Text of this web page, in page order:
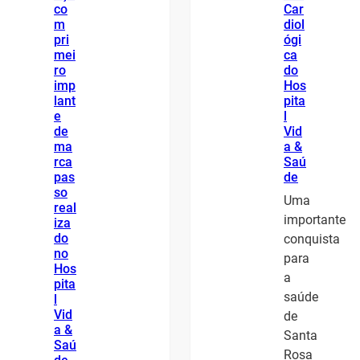
co
m
pri
mei
ro
imp
lant
e
de
ma
rca
pas
so
real
iza
do
no
Hos
pita
l
Vid
a &
Saú
Car
diol
ógi
ca
do
Hos
pita
l
Vid
a &
Saú
de
Uma
importante
conquista
para
a
saúde
de
Santa
Rosa